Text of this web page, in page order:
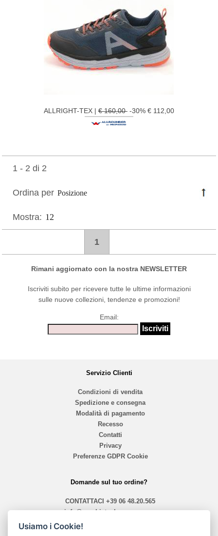
ALLRIGHT-TEX | € 160,00-30% € 112,00
1 - 2 di 2
Ordina per
Mostra:
1
Rimani aggiornato con la nostra NEWSLETTER
Iscriviti subito per ricevere tutte le ultime informazioni
sulle nuove collezioni, tendenze e promozioni!
Email:
Servizio Clienti
Condizioni di vendita
Spedizione e consegna
Modalità di pagamento
Recesso
Contatti
Privacy
Preferenze GDPR Cookie
Domande sul tuo ordine?
CONTATTACI +39 06 48.20.565
info@mephistoshoproma.com
Usiamo i Cookie!